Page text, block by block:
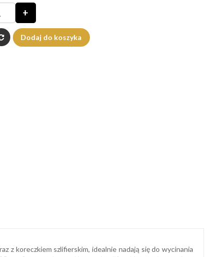
+
Dodaj do koszyka
z koreczkiem szlifierskim, idealnie nadają się do wycinania